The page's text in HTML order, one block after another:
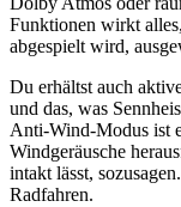
Funktionen wirkt
abgespielt wird,
Du erhältst auch
und das, was
Anti-Wind-Modus ist
Windgeräusche
intakt lässt,
Radfahren.